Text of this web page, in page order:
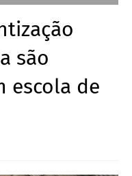
são
escola de